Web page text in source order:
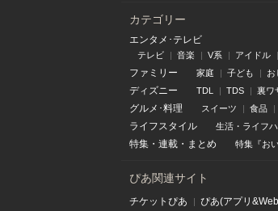
カテゴリー
エンタメ･テレビ
テレビ 音楽 V系 アイドル
ファミリー 家庭 子ども お
ディズニー TDL TDS 裏ワ
グルメ･料理 スイーツ 食品
ライフスタイル 生活・ライフ
特集 ・ 連載 ・ まとめ 特集『お
ぴあ関連サイト
チケットぴあ ぴあ(アプリ